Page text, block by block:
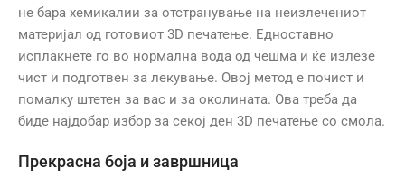
не бара хемикалии за отстранување на неизлечениот
материјал од готовиот 3D печатење. Едноставно
исплакнете го во нормална вода од чешма и ќе излезе
чист и подготвен за лекување. Овој метод е почист и
помалку штетен за вас и за околината. Ова треба да
биде најдобар избор за секој ден 3D печатење со смола.
Прекрасна боја и завршница